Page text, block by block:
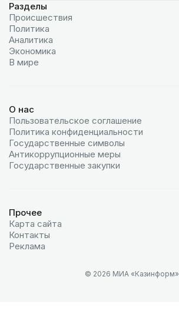
Разделы
Происшествия
Политика
Аналитика
Экономика
В мире
О нас
Пользовательское соглашение
Политика конфиденциальности
Государственные символы
Антикоррупционные меры
Государственные закупки
Прочее
Карта сайта
Контакты
Реклама
© 2026 МИА «Казинформ»